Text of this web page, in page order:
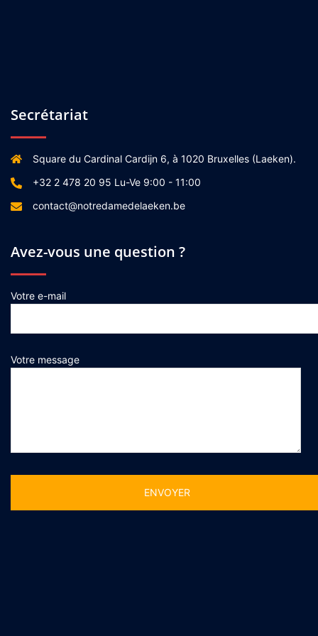
Secrétariat
Square du Cardinal Cardijn 6, à 1020 Bruxelles (Laeken).
+32 2 478 20 95 Lu-Ve 9:00 - 11:00
contact@notredamedelaeken.be
Avez-vous une question ?
Votre e-mail
Votre message